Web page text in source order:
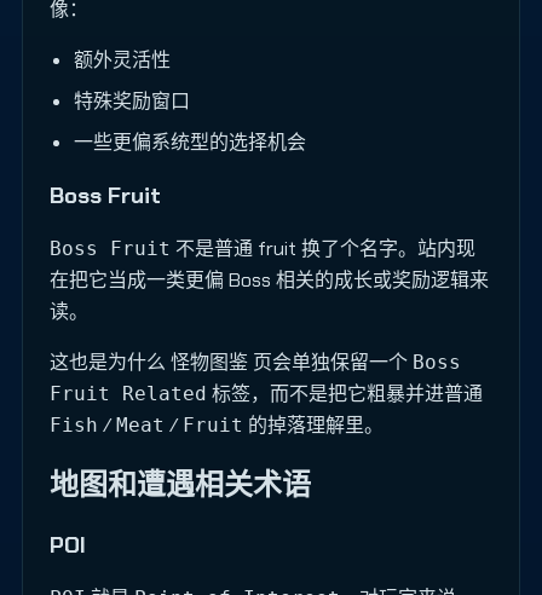
像：
额外灵活性
特殊奖励窗口
一些更偏系统型的选择机会
Boss Fruit
Boss Fruit 不是普通 fruit 换了个名字。站内现
在把它当成一类更偏 Boss 相关的成长或奖励逻辑来
读。
这也是为什么 怪物图鉴 页会单独保留一个 Boss
Fruit Related 标签，而不是把它粗暴并进普通
Fish /Meat / Fruit 的掉落理解里。
地图和遭遇相关术语
POI